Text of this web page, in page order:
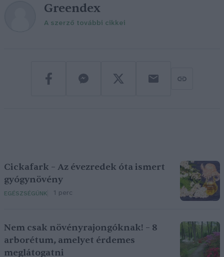
Greendex
A szerző további cikkei
Cickafark – Az évezredek óta ismert
gyógynövény
EGÉSZSÉGÜNK 1 perc
Nem csak növényrajongóknak! – 8
arborétum, amelyet érdemes
meglátogatni